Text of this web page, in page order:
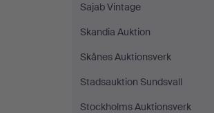
Sajab Vintage
Skandia Auktion
Skånes Auktionsverk
Stadsauktion Sundsvall
Stockholms Auktionsverk